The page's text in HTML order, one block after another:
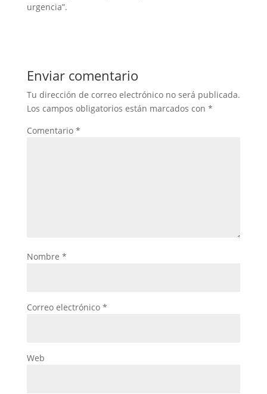
urgencia”.
Enviar comentario
Tu dirección de correo electrónico no será publicada.
Los campos obligatorios están marcados con *
Comentario *
Nombre *
Correo electrónico *
Web